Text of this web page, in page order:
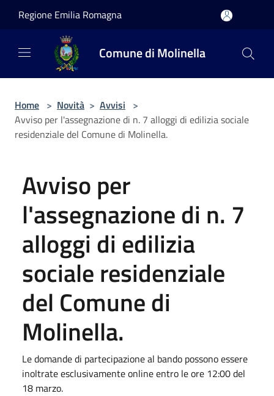
Regione Emilia Romagna
Comune di Molinella
Home > Novità > Avvisi >
Avviso per l'assegnazione di n. 7 alloggi di edilizia sociale
residenziale del Comune di Molinella.
Avviso per
l'assegnazione di n. 7
alloggi di edilizia
sociale residenziale
del Comune di
Molinella.
Le domande di partecipazione al bando possono essere
inoltrate esclusivamente online entro le ore 12:00 del
18 marzo.